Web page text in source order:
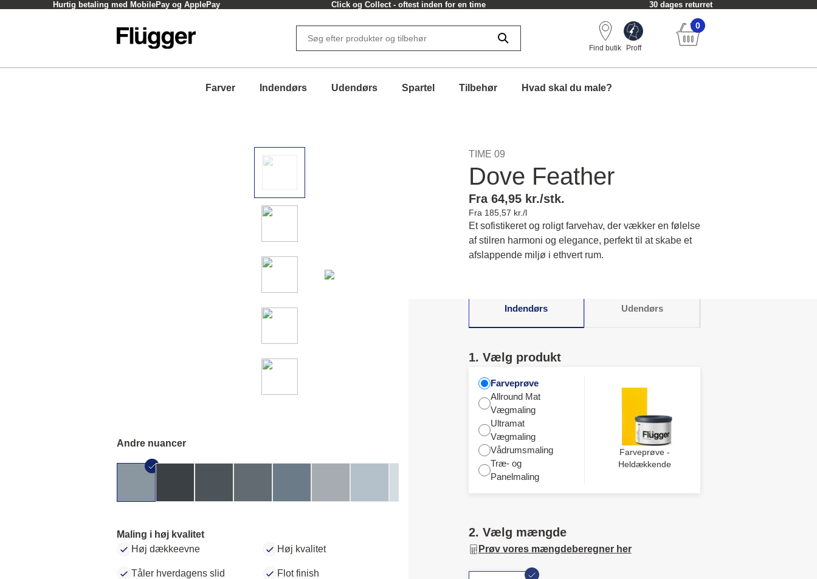
Hurtig betaling med MobilePay og ApplePay Click og Collect - oftest inden for en time 30 dages returret
Find butik Proff
0
Farver Indendørs Udendørs Spartel Tilbehør Hvad skal du male?
Andre nuancer
Maling i høj kvalitet
Høj dækkeevne
Høj kvalitet
Tåler hverdagens slid Flot finish
TIME 09
Dove Feather
Fra 64,95 kr./stk.
Fra 185,57 kr./l
Et sofistikeret og roligt farvehav, der vækker en følelse
af stilren harmoni og elegance, perfekt til at skabe et
afslappende miljø i ethvert rum.
Indendørs Udendørs
1. Vælg produkt
Farveprøve
Allround Mat
Vægmaling
Ultramat
Vægmaling
Vådrumsmaling
Træ- og
Panelmaling
Farveprøve -
Heldækkende
2. Vælg mængde
Prøv vores mængdeberegner her